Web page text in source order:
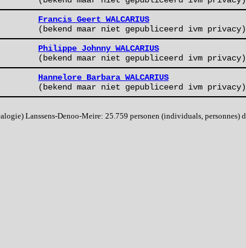
Francis Geert WALCARIUS
(bekend maar niet gepubliceerd ivm privacy)
Philippe Johnny WALCARIUS
(bekend maar niet gepubliceerd ivm privacy)
Hannelore Barbara WALCARIUS
(bekend maar niet gepubliceerd ivm privacy)
Lanssens-Denoo-Meire: 25.759 personen (individuals, personnes)